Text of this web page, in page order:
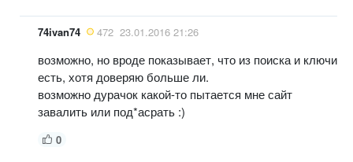
74ivan74 472 23.01.2016 21:26
возможно, но вроде показывает, что из поиска и ключи
есть, хотя доверяю больше ли.
возможно дурачок какой-то пытается мне сайт
завалить или под*асрать :)
0